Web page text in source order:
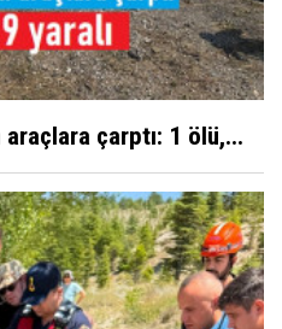
araçlara çarptı: 1 ölü,...